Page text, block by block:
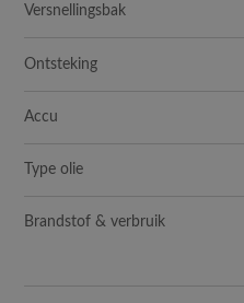
Versnellingsbak
Ontsteking
Accu
Type olie
Brandstof & verbruik